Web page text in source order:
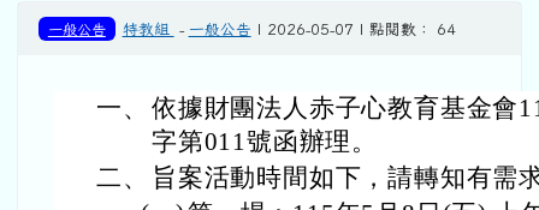
一般公告 特教組 - 一般公告 | 2026-05-07 | 點閱數： 64
一、 依據財團法人赤子心教育基金會
字第011號函辦理。
二、
旨案活動時間如下，請轉知有需